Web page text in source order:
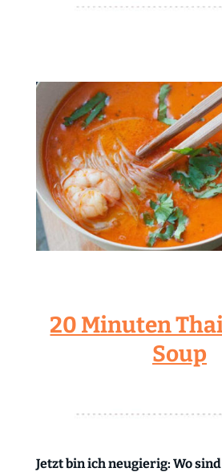
20 Minuten
Soup
Jetzt bin ich neugierig: Wo